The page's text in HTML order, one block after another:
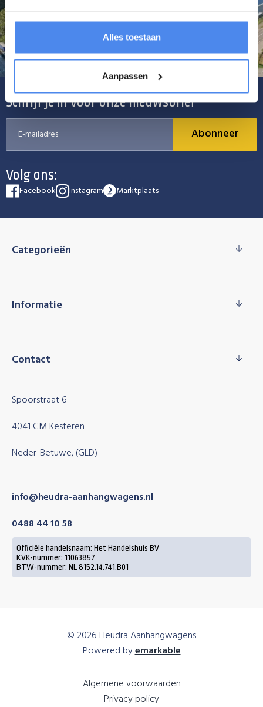
Alles toestaan
Aanpassen
Schrijf je in voor onze nieuwsbrief
Abonneer
Volg ons:
Facebook Instagram Marktplaats
Categorieën
Informatie
Contact
Spoorstraat 6
4041 CM Kesteren
Neder-Betuwe, (GLD)
info@heudra-aanhangwagens.nl
0488 44 10 58
Officiële handelsnaam: Het Handelshuis BV
KVK-nummer: 11063857
BTW-nummer: NL 8152.14.741.B01
© 2026 Heudra Aanhangwagens
Powered byemarkable
Algemene voorwaarden
Privacy policy